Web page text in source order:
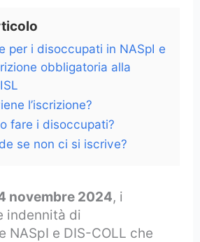
per i disoccupati in NASpI e
obbligatoria alla
l’iscrizione?
fare i disoccupati?
se non ci si iscrive?
novembre 2024, i
indennità di
NASpI e DIS-COLL che